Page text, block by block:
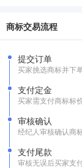
商标交易流程
提交订单
买家挑选商标并下
支付定金
买家需支付商标标
审核确认
经纪人审核确认商
支付尾款
审核无误后买家支